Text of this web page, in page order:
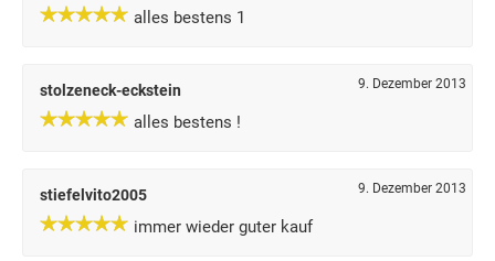
alles bestens 1
stolzeneck-eckstein 9. Dezember 2013
alles bestens !
stiefelvito2005 9. Dezember 2013
immer wieder guter kauf